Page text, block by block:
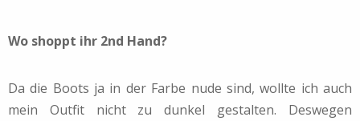
Wo shoppt ihr 2nd Hand?
Da die Boots ja in der Farbe nude sind, wollte ich auch
mein Outfit nicht zu dunkel gestalten. Deswegen